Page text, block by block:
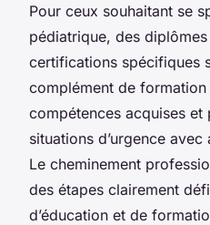
Pour ceux souhaitant se
pédiatrique, des
certifications spécifiques
complément de
compétences acquises
situations d’urgence
Le cheminement
des étapes clairement
d’éducation et de